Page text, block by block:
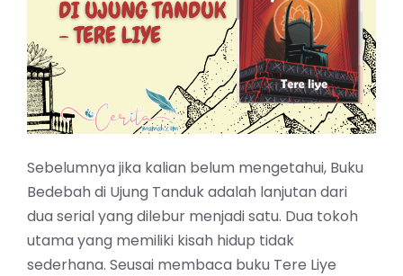
Sebelumnya jika kalian belum mengetahui, Buku
Bedebah di Ujung Tanduk adalah lanjutan dari
dua serial yang dilebur menjadi satu. Dua tokoh
utama yang memiliki kisah hidup tidak
sederhana. Seusai membaca buku Tere Liye